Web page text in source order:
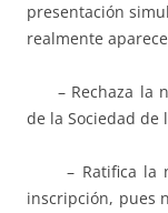
presentación
realmente
– Rechaza la
de la Sociedad
– Ratifica la
inscripción, pues